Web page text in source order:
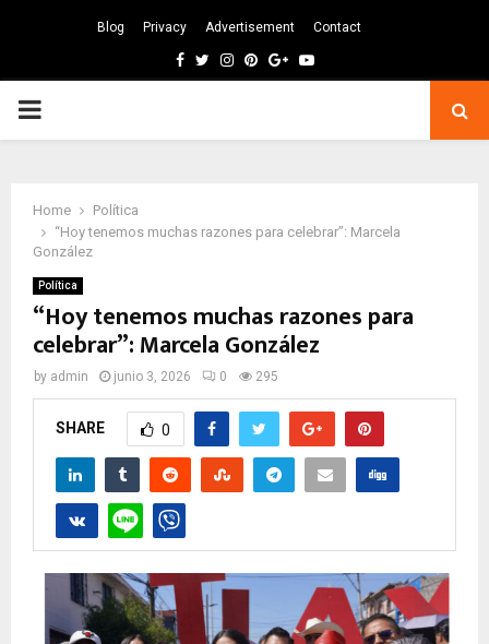
Blog Privacy Advertisement Contact
Facebook
TwitterInstagram
Pinterest
GoogleYoutube
PRIMARY
Home
Política
“Hoy tenemos muchas razones para celebrar”: Marcela
González
Política
“Hoy tenemos muchas razones para
celebrar”: Marcela González
by admin junio 3, 2026 0 295
SHARE 0